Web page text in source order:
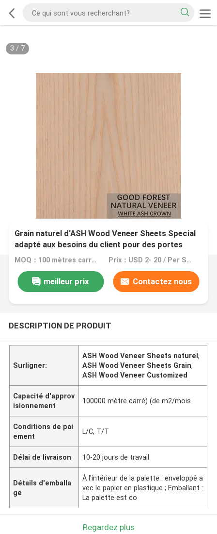
3 / 7
Grain naturel d'ASH Wood Veneer Sheets Special
adapté aux besoins du client pour des portes
MOQ：100 mètres carrés (m2) Prix：USD 2- 20 / Per Square Meter (M2)
meilleur prix Contactez nous
DESCRIPTION DE PRODUIT
Surligner:
ASH Wood Veneer Sheets naturel,
ASH Wood Veneer Sheets Grain,
ASH Wood Veneer Customized
Capacité d'approv
isionnement
100000 mètre carré) (de m2/mois
Conditions de pai
ement
L/C, T/T
Délai de livraison 10-20 jours de travail
Détails d'emballa
ge
À l'intérieur de la palette : enveloppé a
vec le papier en plastique ; Emballant :
La palette est co
Regardez plus